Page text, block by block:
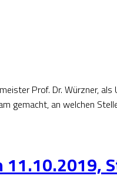
Prof. Dr. Würzner,
gemacht, an welchen
11.10.2019,